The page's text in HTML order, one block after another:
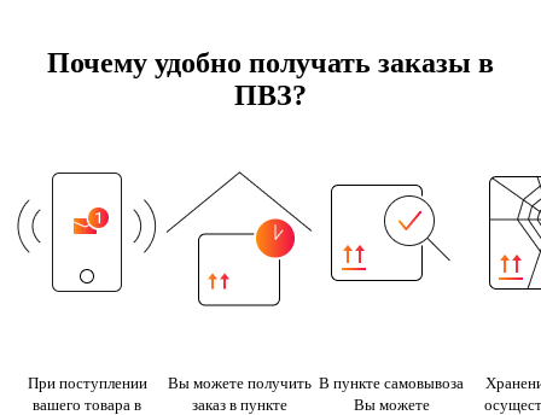
Почему удобно получать заказы в
ПВЗ?
При поступлении
вашего товара в
Вы можете получить
заказ в пункте
В пункте самовывоза
Вы можете